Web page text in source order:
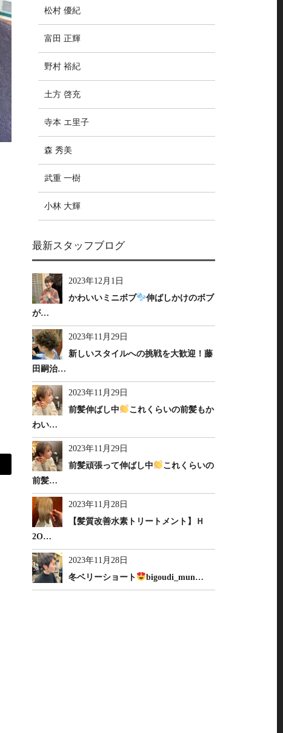
松村 優紀
富田 正輝
野村 裕紀
土方 啓充
寺本 エ里子
森 秀美
武重 一樹
小林 大輝
最新スタッフブログ
2023年12月1日
かわいいミニボブ
伸ばしかけのボブ
が…
2023年11月29日
新しいスタイルへの挑戦を大歓迎！藤
田嗣治…
2023年11月29日
前髪伸ばし中
これくらいの前髪もか
わい…
2023年11月29日
前髪頑張って伸ばし中
これくらいの
前髪…
2023年11月28日
【髪質改善水素トリートメント】Ｈ
2O…
2023年11月28日
冬ベリーショート
bigoudi_mun…